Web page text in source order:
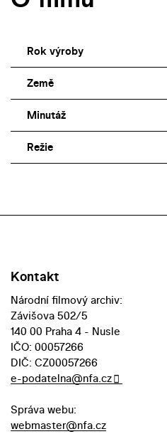
Rok výroby
Země
Minutáž
Režie
Kontakt
Národní filmový archiv:
Závišova 502/5
140 00 Praha 4 - Nusle
IČO: 00057266
DIČ: CZ00057266
e-podatelna@nfa.cz
Správa webu:
webmaster@nfa.cz